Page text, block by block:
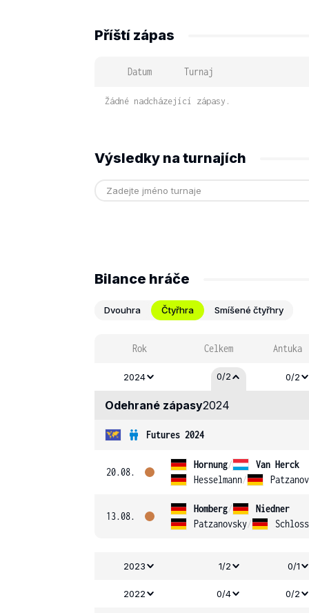
Příští zápas
Datum Turnaj
Žádné nadcházející zápasy.
Výsledky na turnajích
Bilance hráče
Dvouhra Čtyřhra Smíšené čtyřhry
Rok Celkem Antuka
2024 0/2 0/2
Odehrané zápasy2024
Futures 2024
20.08.
Hornung/
Van Herck
Hesselmann/
13.08.
Homberg/
Niedner
Patzanovsky/
2023 1/2 0/1
2022 0/4 0/2